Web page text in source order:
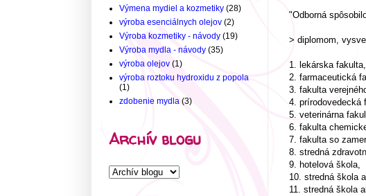
"Odborná
> diplomom,
1. lekárska fakulta,
2. farmaceutická
3. fakulta
4. prírodovedecká
5. veterinárna
6. fakulta
7. fakulta so
8. stredná
9. hotelová škola,
10. stredná škola
11. stredná škola
Výmena mydiel a kozmetiky (28)
výroba esenciálnych olejov (2)
Výroba kozmetiky - návody (19)
Výroba mydla - návody (35)
výroba olejov (1)
výroba roztoku hydroxidu z popola
(1)
zdobenie mydla (3)
Archív blogu